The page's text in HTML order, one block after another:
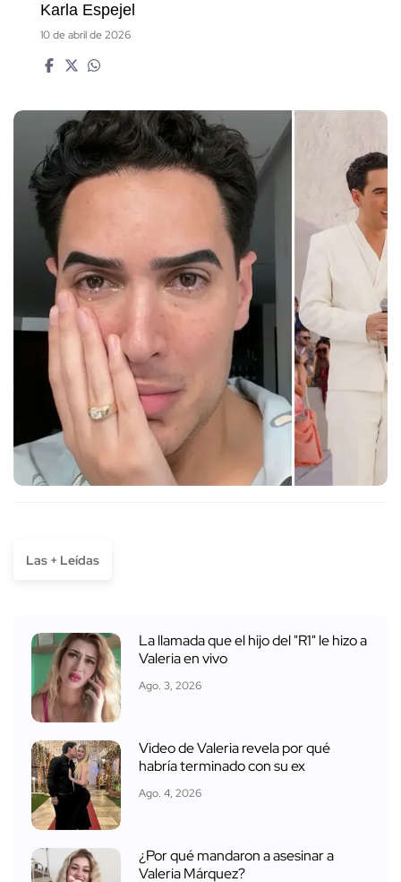
Karla Espejel
10 de abril de 2026
Las + Leídas
La llamada que el hijo del "R1" le hizo a
Valeria en vivo
Ago. 3, 2026
Video de Valeria revela por qué
habría terminado con su ex
Ago. 4, 2026
¿Por qué mandaron a asesinar a
Valeria Márquez?